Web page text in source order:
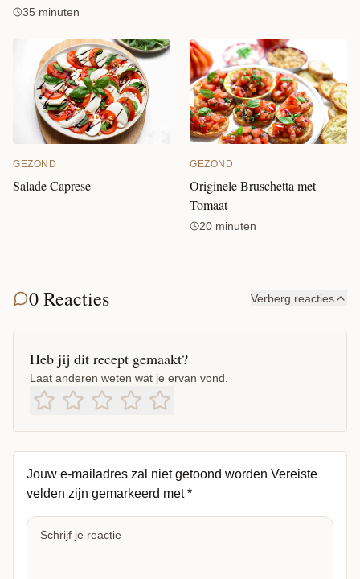
35 minuten
GEZOND
Salade Caprese
GEZOND
Originele Bruschetta met
Tomaat
20 minuten
0 Reacties Verberg reacties
Heb jij dit recept gemaakt?
Laat anderen weten wat je ervan vond.
Jouw e-mailadres zal niet getoond worden Vereiste
velden zijn gemarkeerd met*